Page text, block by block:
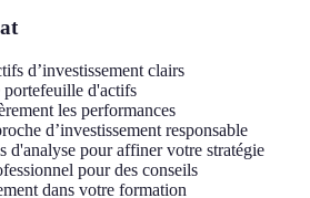
d’investissement clairs
d'actifs
les performances
d’investissement responsable
d'analyse pour affiner votre stratégie
pour des conseils
dans votre formation